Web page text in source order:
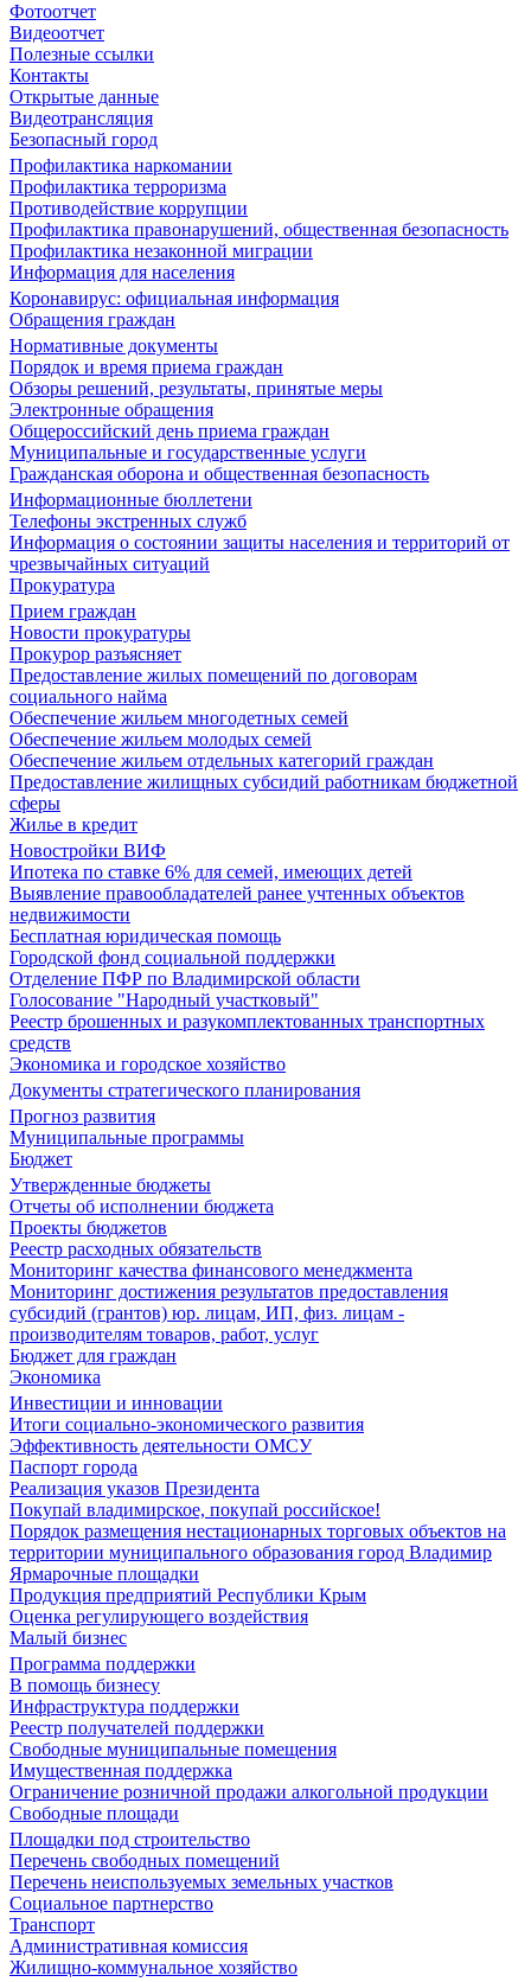
Фотоотчет
Видеоотчет
Полезные ссылки
Контакты
Открытые данные
Видеотрансляция
Безопасный город
Профилактика наркомании
Профилактика терроризма
Противодействие коррупции
Профилактика правонарушений, общественная безопасность
Профилактика незаконной миграции
Информация для населения
Коронавирус: официальная информация
Обращения граждан
Нормативные документы
Порядок и время приема граждан
Обзоры решений, результаты, принятые меры
Электронные обращения
Общероссийский день приема граждан
Муниципальные и государственные услуги
Гражданская оборона и общественная безопасность
Информационные бюллетени
Телефоны экстренных служб
Информация о состоянии защиты населения и территорий от
чрезвычайных ситуаций
Прокуратура
Прием граждан
Новости прокуратуры
Прокурор разъясняет
Предоставление жилых помещений по договорам
социального найма
Обеспечение жильем многодетных семей
Обеспечение жильем молодых семей
Обеспечение жильем отдельных категорий граждан
Предоставление жилищных субсидий работникам бюджетной
сферы
Жилье в кредит
Новостройки ВИФ
Ипотека по ставке 6% для семей, имеющих детей
Выявление правообладателей ранее учтенных объектов
недвижимости
Бесплатная юридическая помощь
Городской фонд социальной поддержки
Отделение ПФР по Владимирской области
Голосование "Народный участковый"
Реестр брошенных и разукомплектованных транспортных
средств
Экономика и городское хозяйство
Документы стратегического планирования
Прогноз развития
Муниципальные программы
Бюджет
Утвержденные бюджеты
Отчеты об исполнении бюджета
Проекты бюджетов
Реестр расходных обязательств
Мониторинг качества финансового менеджмента
Мониторинг достижения результатов предоставления
субсидий (грантов) юр. лицам, ИП, физ. лицам -
производителям товаров, работ, услуг
Бюджет для граждан
Экономика
Инвестиции и инновации
Итоги социально-экономического развития
Эффективность деятельности ОМСУ
Паспорт города
Реализация указов Президента
Покупай владимирское, покупай российское!
Порядок размещения нестационарных торговых объектов на
территории муниципального образования город Владимир
Ярмарочные площадки
Продукция предприятий Республики Крым
Оценка регулирующего воздействия
Малый бизнес
Программа поддержки
В помощь бизнесу
Инфраструктура поддержки
Реестр получателей поддержки
Свободные муниципальные помещения
Имущественная поддержка
Ограничение розничной продажи алкогольной продукции
Свободные площади
Площадки под строительство
Перечень свободных помещений
Перечень неиспользуемых земельных участков
Социальное партнерство
Транспорт
Административная комиссия
Жилищно-коммунальное хозяйство